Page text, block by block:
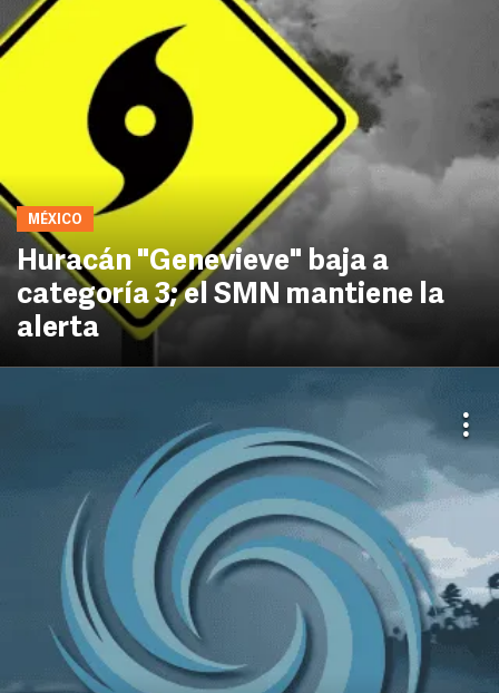
MÉXICO
Huracán "Genevieve" baja a
categoría 3; el SMN mantiene la
alerta